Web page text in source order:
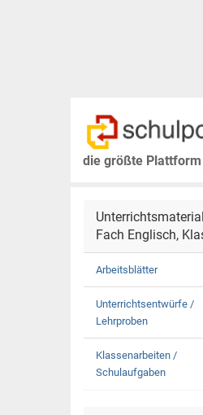
die größte
Fach Englisch,
Arbeitsblätter
Unterrichtsentwürfe /
Lehrproben
Klassenarbeiten /
Schulaufgaben